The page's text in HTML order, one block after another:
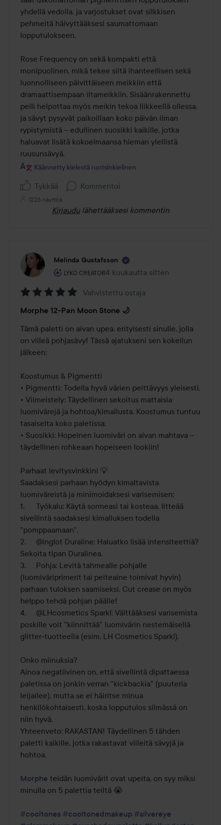
yhdellä vedolla, ja varjostukset ovat silkkisen
pehmeitä häivyttääksesi saumattomaan
lopputulokseen.
Rose Frequency on sekä kompakti että
monipuolinen, mikä tekee siitä ihanteellisen sekä
luonnolliseen päivittäiseen meikkiin että
dramaattisempaan iltameikkiin. Sisäänrakennettu
peili helpottaa myös meikin tekoa liikkeellä ollessa,
ja sävyt pysyvät paikoillaan koko päivän ilman
rypistymistä – edullinen suosikki kaikille, jotka
haluavat lisätä kokoelmaansa hieman ylellistä
ruusunsävyä.
Käännetty kielestä ruotsinkielinen
Tykkää Kommentoi
1226 näyttöä
Kirjaudu lähettääksesi kommentin
Melinda Gustafsson
LYKO CREATOR
Käyttäjän rooli: Lyko Creator.
4 kuukautta sitten
Viesti luotiin 4 kuukautta sitten
5
/
5
Vahvistettu ostaja
Morphe 12-Pan Moon Stone 🌙
Tämä paletti on aivan upea, erityisesti sinulle, jolla
on viileä pohjasävy! Tässä ajatukseni sen kokeilun
jälkeen:
Koostumus & Pigmentti
• Pigmentti: Todella hyvä värien peittävyys yleisesti.
• Viimeistely: Täydellinen sekoitus mattaisia
luomivärejä ja hohtoa/kimallusta. Koostumus tuntuu
tasaiselta koko paletissa.
• Suosikki: Hopeinen luomiväri on aivan mahtava –
täydellinen rohkeaan hopeiseen lookiin!
Parhaat levitysvinkkini 💡
Saadaksesi parhaan hyödyn kimaltavista
luomiväreistä ja minimoidaksesi varisemisen:
1.	Työkalu: Käytä sormeasi tai kosteaa, litteää
sivellintä saadaksesi kimalluksen todella
"pomppaamaan".
2.	@inglot Duraline: Haluatko lisää intensiteettiä?
Sekoita tipan Duralinea.
3.	Pohja: Levitä tahmealle pohjalle
(luomiväriprimerit tai peiteaine toimivat hyvin)
parhaan tuloksen saamiseksi. Cut crease on myös
helppo tehdä pohjan päälle!
4.	@LHcosmetics Sparkl: Välttääksesi varisemista
poskille voit "kiinnittää" luomivärin nestemäisellä
glitter-tuotteella (esim. LH Cosmetics Sparkl).
Onko miinuksia?
Ainoa negatiivinen on, että sivellintä dipattaessa
paletissa on jonkin verran "kickbackia" (puuteria
leijailee), mutta se ei häiritse minua
henkilökohtaisesti, koska lopputulos silmässä on
niin hyvä.
Yhteenveto: RAKASTAN! Täydellinen 5 tähden
paletti kaikille, jotka rakastavat viileitä sävyjä ja
hohtoa.
Morphe teidän luomivärit ovat upeita, on syy miksi
minulla on 5 palettia teiltä 😭
#cooltones #cooltonedmakeup #silvereye